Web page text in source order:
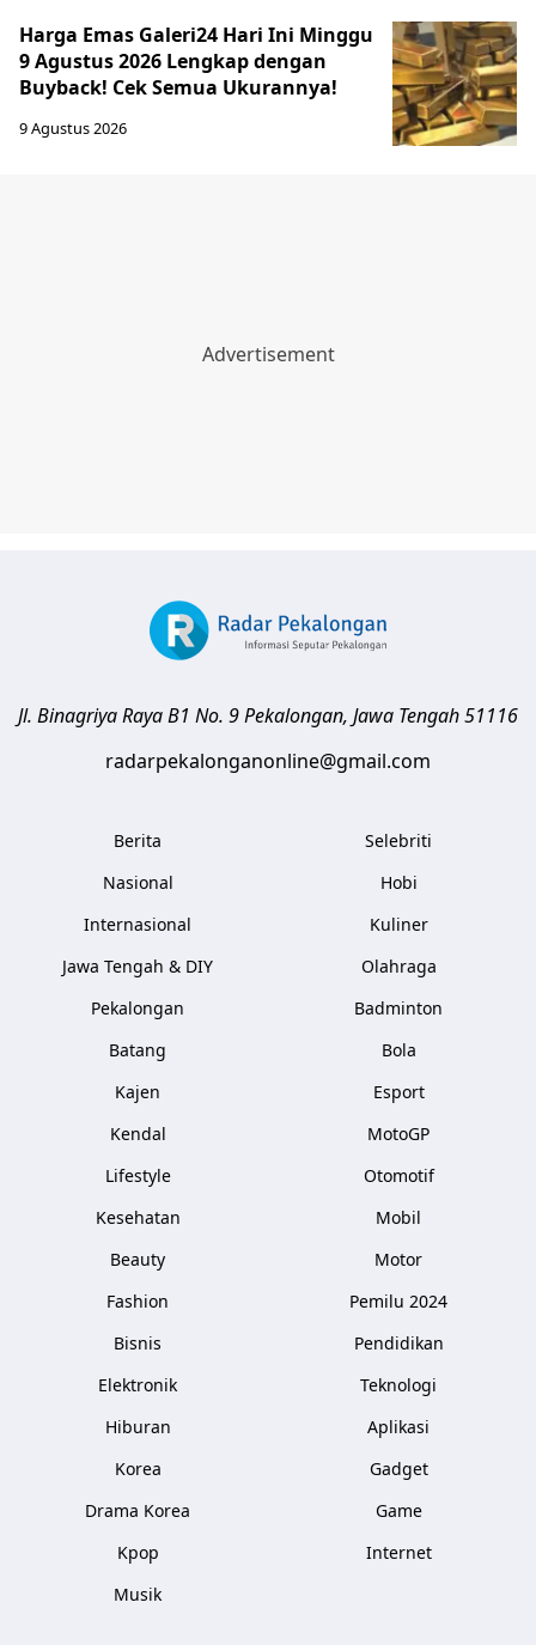
Harga Emas Galeri24 Hari Ini Minggu
9 Agustus 2026 Lengkap dengan
Buyback! Cek Semua Ukurannya!
9 Agustus 2026
Jl. Binagriya Raya B1 No. 9Pekalongan, Jawa Tengah51116
radarpekalonganonline@gmail.com
Berita
Nasional
Internasional
Jawa Tengah & DIY
Pekalongan
Batang
Kajen
Kendal
Lifestyle
Kesehatan
Beauty
Fashion
Bisnis
Elektronik
Hiburan
Korea
Drama Korea
Kpop
Musik
Selebriti
Hobi
Kuliner
Olahraga
Badminton
Bola
Esport
MotoGP
Otomotif
Mobil
Motor
Pemilu 2024
Pendidikan
Teknologi
Aplikasi
Gadget
Game
Internet